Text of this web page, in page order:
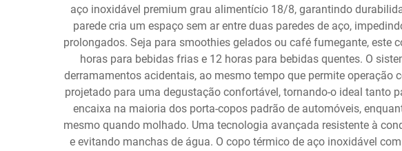
aço inoxidável premium grau alimentício 18/8, garantindo
parede cria um espaço sem ar entre duas paredes de aço,
prolongados. Seja para smoothies gelados ou café fumegante,
horas para bebidas frias e 12 horas para bebidas quentes. O
derramamentos acidentais, ao mesmo tempo que permite operação
projetado para uma degustação confortável, tornando-o ideal tanto
encaixa na maioria dos porta-copos padrão de automóveis,
mesmo quando molhado. Uma tecnologia avançada resistente à
e evitando manchas de água. O copo térmico de aço inoxidável